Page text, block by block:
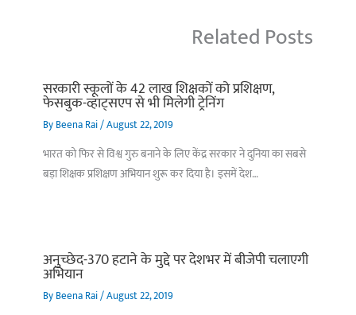
Related Posts
सरकारी स्कूलों के 42 लाख शिक्षकों को प्रशिक्षण,
फेसबुक-व्हाट्सएप से भी मिलेगी ट्रेनिंग
ByBeena Rai/August 22, 2019
भारत को फिर से विश्व गुरु बनाने के लिए केंद्र सरकार ने दुनिया का सबसे
बड़ा शिक्षक प्रशिक्षण अभियान शुरू कर दिया है। इसमें देश…
अनुच्छेद-370 हटाने के मुद्दे पर देशभर में बीजेपी चलाएगी
अभियान
ByBeena Rai/August 22, 2019